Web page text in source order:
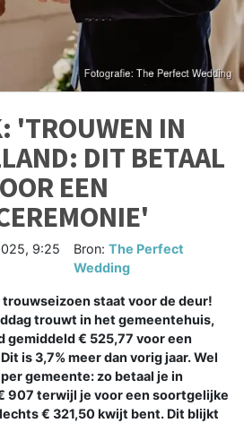
'TROUWEN IN
DIT BETAAL
EEN
9:25
Bron:The Perfect
Wedding
trouwseizoen staat voor de deur!
trouwt in het gemeentehuis,
gemiddeld € 525,77 voor een
is 3,7% meer dan vorig jaar. Wel
gemeente: zo betaal je in
907 terwijl je voor een soortgelijke
€ 321,50 kwijt bent. Dit blijkt